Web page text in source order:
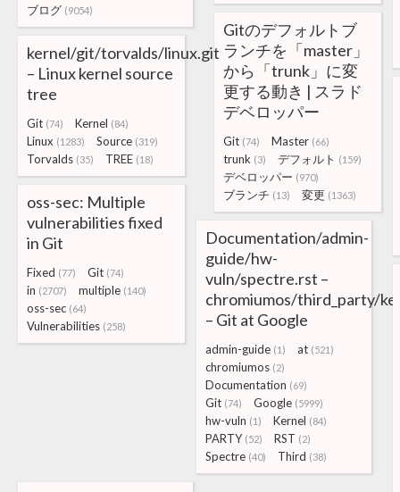
ブログ (9054)
Gitのデフォルトブ
ランチを「master」
から「trunk」に変
更する動き | スラド
デベロッパー
Git (74) Master (66)
trunk (3) デフォルト (159)
デベロッパー (970)
ブランチ (13) 変更 (1363)
kernel/git/torvalds/linux.git
– Linux kernel source
tree
Git (74) Kernel (84)
Linux (1283) Source (319)
Torvalds (35) TREE (18)
oss-sec: Multiple
vulnerabilities fixed
in Git
Fixed (77) Git (74)
in (2707) multiple (140)
oss-sec (64)
Vulnerabilities (258)
Documentation/admin-
guide/hw-
vuln/spectre.rst –
chromiumos/third_party/
– Git at Google
admin-guide (1) at (521)
chromiumos (2)
Documentation (69)
Git (74) Google (5999)
hw-vuln (1) Kernel (84)
PARTY (52) RST (2)
Spectre (40) Third (38)